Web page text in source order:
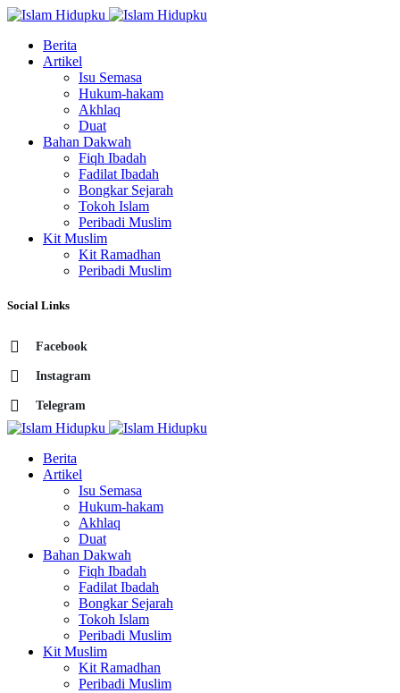
Berita
Artikel
Isu Semasa
Hukum-hakam
Akhlaq
Duat
Bahan Dakwah
Fiqh Ibadah
Fadilat Ibadah
Bongkar Sejarah
Tokoh Islam
Peribadi Muslim
Kit Muslim
Kit Ramadhan
Peribadi Muslim
Social Links
Facebook
Instagram
Telegram
Berita
Artikel
Isu Semasa
Hukum-hakam
Akhlaq
Duat
Bahan Dakwah
Fiqh Ibadah
Fadilat Ibadah
Bongkar Sejarah
Tokoh Islam
Peribadi Muslim
Kit Muslim
Kit Ramadhan
Peribadi Muslim